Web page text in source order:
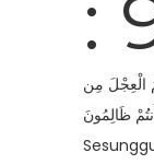
:
الْعِجْلَ مِن